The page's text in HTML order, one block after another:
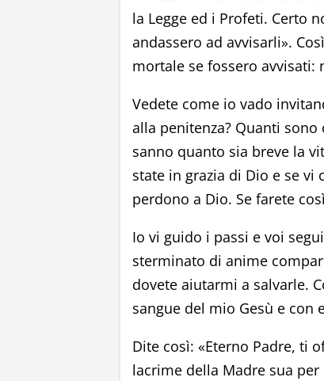
la Legge ed i Profeti. Certo
andassero ad avvisarli».
mortale se fossero avvisati:
Vedete come io vado
alla penitenza? Quanti
sanno quanto sia breve la
state in grazia di Dio e se vi
perdono a Dio. Se farete
Io vi guido i passi e voi
sterminato di anime
dovete aiutarmi a salvarle.
sangue del mio Gesù e con
Dite così: «Eterno Padre, ti
lacrime della Madre sua